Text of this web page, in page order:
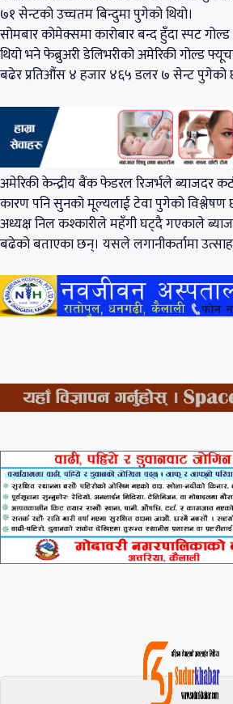
७१ सेन्टको उच्चतम बिन्दुमा पुगेको थियो।
सोमबार कोमेक्समा कारोबार बन्द हुँदा स्पट
थियो भने फेब्रुअरी डेलिभरीको अमेरिकी गोल्ड
बढेर प्रतिऔंस ४ हजार ४६५ डलर ७ सेन्ट पुगेको
अमेरिकी केन्द्रीय बैंक फेडरल रिजर्भले ब्याजदर
कारण पनि सुनको मूल्यलाई टेवा पुगेको विश्लेषण
अध्यक्ष निल कश्कारीले महँगी घट्दै गएकाले
बढेको बताएका छन्। यसले लगानीकर्तामा